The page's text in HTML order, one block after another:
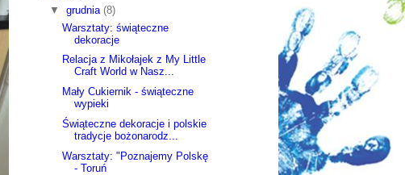
▼ grudnia (8)
Warsztaty: świąteczne
dekoracje
Relacja z Mikołajek z My Little
Craft World w Nasz...
Mały Cukiernik - świąteczne
wypieki
Świąteczne dekoracje i polskie
tradycje bożonarodz...
Warsztaty: "Poznajemy Polskę
- Toruń